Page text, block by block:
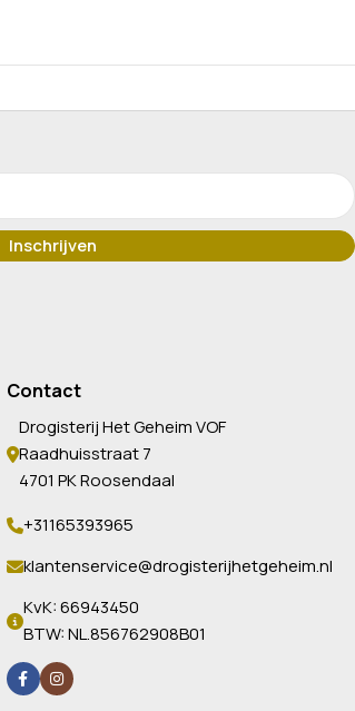
Contact
Drogisterij Het Geheim VOF
Raadhuisstraat 7
4701 PK Roosendaal
+31165393965
klantenservice@drogisterijhetgeheim.nl
KvK: 66943450
BTW: NL.856762908B01